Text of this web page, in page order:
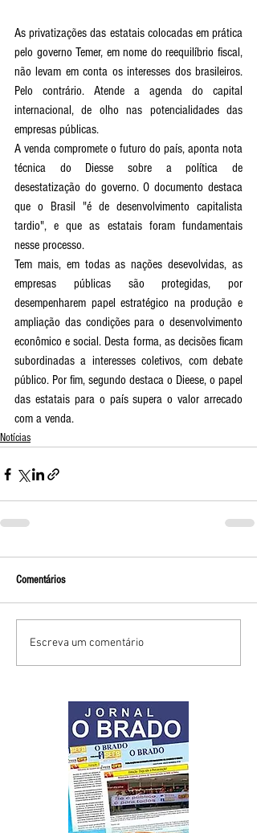
As privatizações das estatais colocadas em prática
pelo governo Temer, em nome do reequilíbrio fiscal,
não levam em conta os interesses dos brasileiros.
Pelo contrário. Atende a agenda do capital
internacional, de olho nas potencialidades das
empresas públicas.
A venda compromete o futuro do país, aponta nota
técnica do Diesse sobre a política de
desestatização do governo. O documento destaca
que o Brasil "é de desenvolvimento capitalista
tardio", e que as estatais foram fundamentais
nesse processo.
Tem mais, em todas as nações desevolvidas, as
empresas públicas são protegidas, por
desempenharem papel estratégico na produção e
ampliação das condições para o desenvolvimento
econômico e social. Desta forma, as decisões ficam
subordinadas a interesses coletivos, com debate
público. Por fim, segundo destaca o Dieese, o papel
das estatais para o país supera o valor arrecado
com a venda.
Notícias
Comentários
Escreva um comentário